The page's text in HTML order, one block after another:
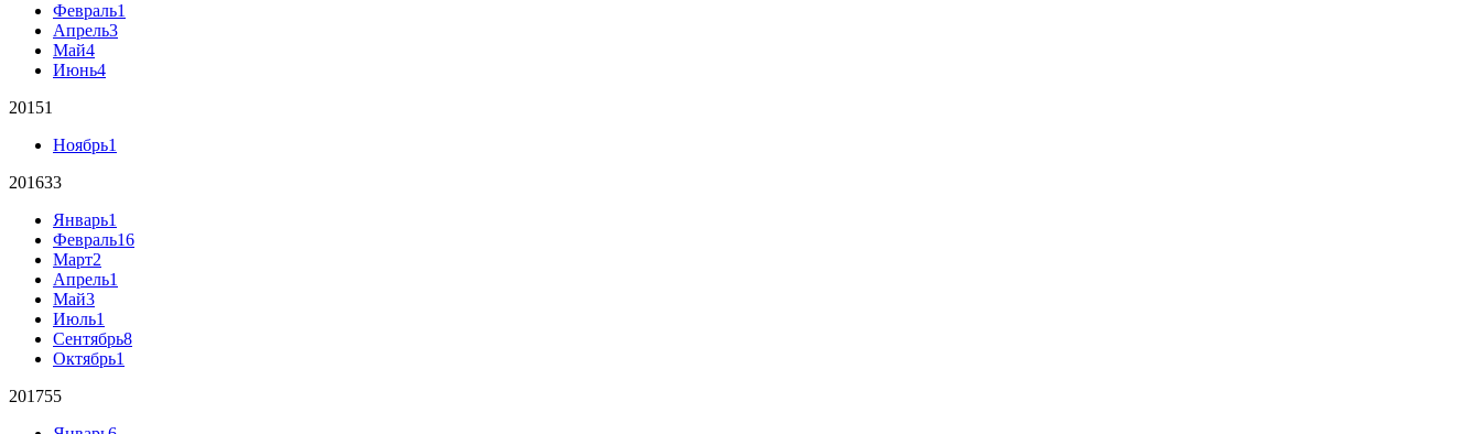
Февраль1
Апрель3
Май4
Июнь4
20151
Ноябрь1
201633
Январь1
Февраль16
Март2
Апрель1
Май3
Июль1
Сентябрь8
Октябрь1
201755